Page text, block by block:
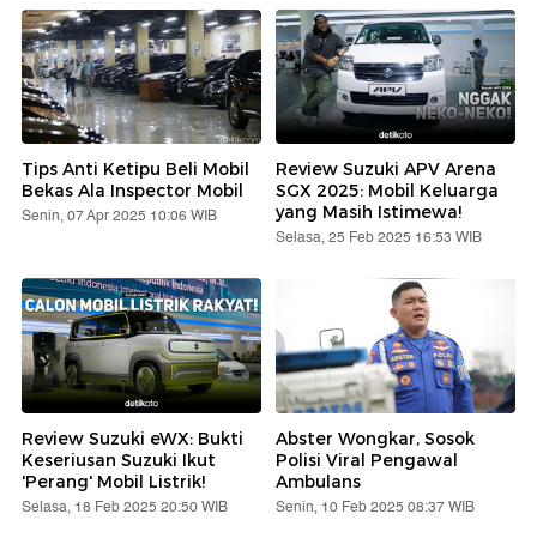
Tips Anti Ketipu Beli Mobil
Bekas Ala Inspector Mobil
Senin, 07 Apr 2025 10:06 WIB
Review Suzuki APV Arena
SGX 2025: Mobil Keluarga
yang Masih Istimewa!
Selasa, 25 Feb 2025 16:53 WIB
Review Suzuki eWX: Bukti
Keseriusan Suzuki Ikut
'Perang' Mobil Listrik!
Selasa, 18 Feb 2025 20:50 WIB
Abster Wongkar, Sosok
Polisi Viral Pengawal
Ambulans
Senin, 10 Feb 2025 08:37 WIB